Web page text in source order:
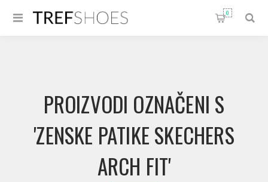
0
PROIZVODI OZNAČENI S
'ZENSKE PATIKE SKECHERS
ARCH FIT'